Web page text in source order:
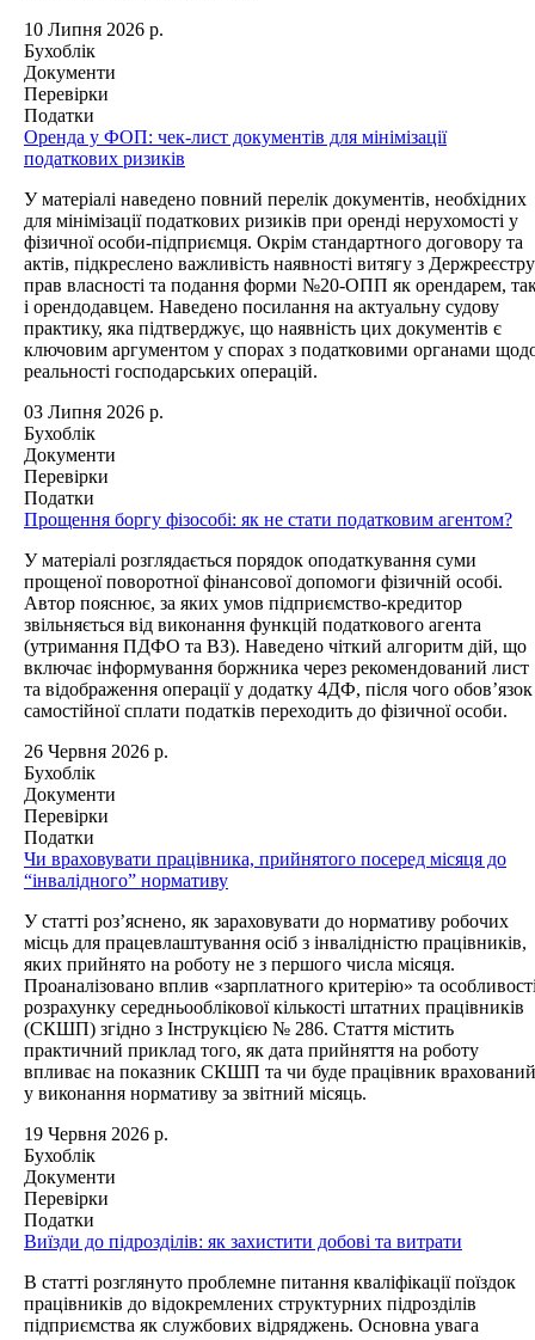
10 Липня 2026 р.
Бухоблік
Документи
Перевірки
Податки
Оренда у ФОП: чек-лист документів для мінімізації
податкових ризиків
У матеріалі наведено повний перелік документів, необхідних
для мінімізації податкових ризиків при оренді нерухомості у
фізичної особи-підприємця. Окрім стандартного договору та
актів, підкреслено важливість наявності витягу з Держреєстру
прав власності та подання форми №20-ОПП як орендарем,
і орендодавцем. Наведено посилання на актуальну судову
практику, яка підтверджує, що наявність цих документів є
ключовим аргументом у спорах з податковими органами
реальності господарських операцій.
03 Липня 2026 р.
Бухоблік
Документи
Перевірки
Податки
Прощення боргу фізособі: як не стати податковим агентом?
У матеріалі розглядається порядок оподаткування суми
прощеної поворотної фінансової допомоги фізичній особі.
Автор пояснює, за яких умов підприємство-кредитор
звільняється від виконання функцій податкового агента
(утримання ПДФО та ВЗ). Наведено чіткий алгоритм дій, що
включає інформування боржника через рекомендований лист
та відображення операції у додатку 4ДФ, після чого обов’язок
самостійної сплати податків переходить до фізичної особи.
26 Червня 2026 р.
Бухоблік
Документи
Перевірки
Податки
Чи враховувати працівника, прийнятого посеред місяця до
“інвалідного” нормативу
У статті роз’яснено, як зараховувати до нормативу робочих
місць для працевлаштування осіб з інвалідністю працівників,
яких прийнято на роботу не з першого числа місяця.
Проаналізовано вплив «зарплатного критерію» та
розрахунку середньооблікової кількості штатних працівників
(СКШП) згідно з Інструкцією № 286. Стаття містить
практичний приклад того, як дата прийняття на роботу
впливає на показник СКШП та чи буде працівник врахований
у виконання нормативу за звітний місяць.
19 Червня 2026 р.
Бухоблік
Документи
Перевірки
Податки
Виїзди до підрозділів: як захистити добові та витрати
В статті розглянуто проблемне питання кваліфікації поїздок
працівників до відокремлених структурних підрозділів
підприємства як службових відряджень. Основна увага